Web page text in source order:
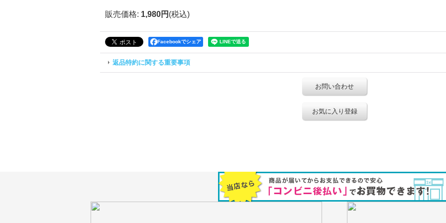
販売価格: 1,980円 (税込)
Facebookでシェア
返品特約に関する重要事項
お問い合わせ
お気に入り登録